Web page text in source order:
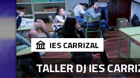
IES CARRIZAL
TALLER DJ IES